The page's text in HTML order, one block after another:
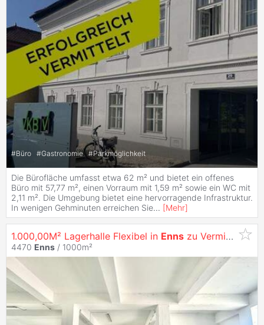
#Büro #Gastronomie #Parkmöglichkeit
Die Bürofläche umfasst etwa 62 m² und bietet ein offenes
Büro mit 57,77 m², einen Vorraum mit 1,59 m² sowie ein WC mit
2,11 m². Die Umgebung bietet eine hervorragende Infrastruktur.
In wenigen Gehminuten erreichen Sie... [Mehr]
1.000,00M² Lagerhalle Flexibel in Enns zu Vermieten!
4470 Enns / 1000m²